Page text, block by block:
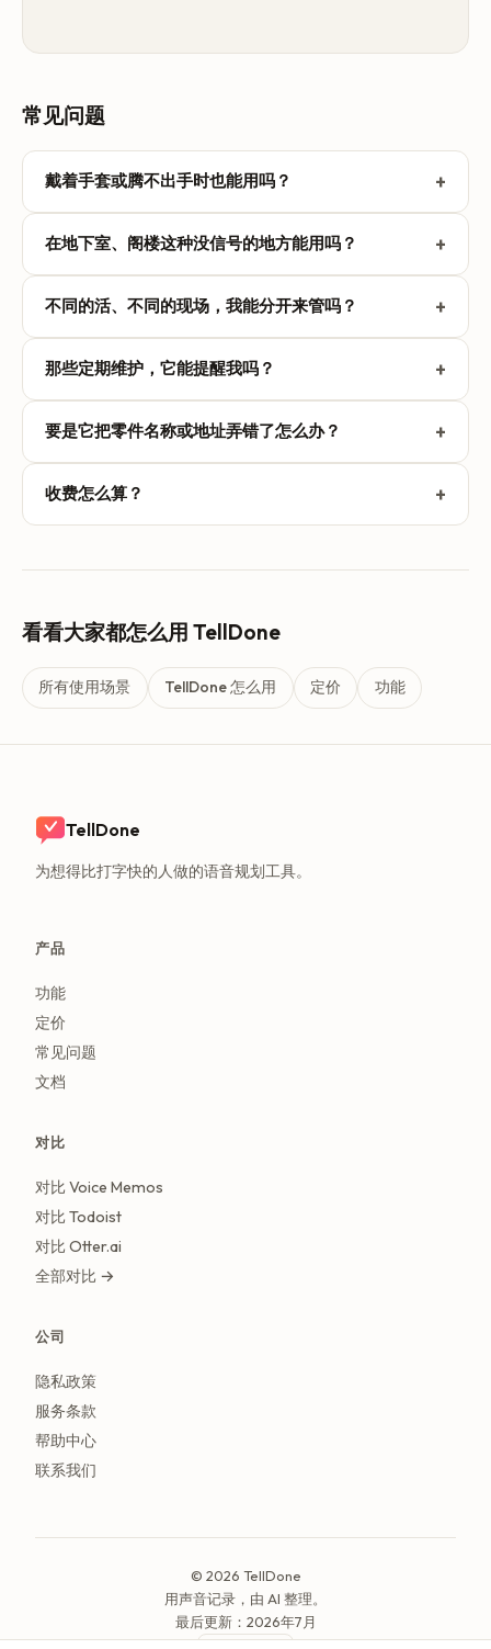
常见问题
戴着手套或腾不出手时也能用吗？ +
制中心或 Apple Watch（Series 6 及更新型号）一点就开始
录音，然后只管说。不用打字，不用滑动，也不要求手是干
净的。TellDone 用大约 10 到 30 秒把你说的话变成笔记、
在地下室、阁楼这种没信号的地方能用吗？ +
回到车里或店里、重新有了信号，它就自动上传并处理。录
音是边说边分段存的，所以中途断线或电池没电，都不会让
你丢掉这条笔记。
不同的活、不同的现场，我能分开来管吗？ +
TellDone 就把这条笔记连同它的任务都归到那个标签下。
之后调出某一单活，你在现场说过的一切都在那儿。
那些定期维护，它能提醒我吗？ +
电话谈换滤芯的事”，TellDone 就设一条重复提醒。这些提
醒也会推送到 Apple Reminders、Apple Calendar、
Google Tasks、Todoist、Things 3 和 Notion，看你用哪
要是它把零件名称或地址弄错了怎么办？ +
有快捷撤销。原始转录始终只读，留作你当时实际说了什么
的凭证；你也可以录一段简短的跟进，补充或更正细节，
收费怎么算？ +
都能免费上手。
看看大家都怎么用 TellDone
所有使用场景 TellDone 怎么用 定价 功能
TellDone
为想得比打字快的人做的语音规划工具。
产品
功能
定价
常见问题
文档
对比
对比 Voice Memos
对比 Todoist
对比 Otter.ai
全部对比 →
公司
隐私政策
服务条款
帮助中心
联系我们
© 2026 TellDone
用声音记录，由 AI 整理。
最后更新：2026年7月